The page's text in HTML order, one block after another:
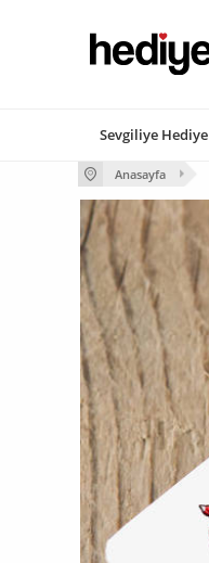
Sevgiliye Hediye
Anasayfa